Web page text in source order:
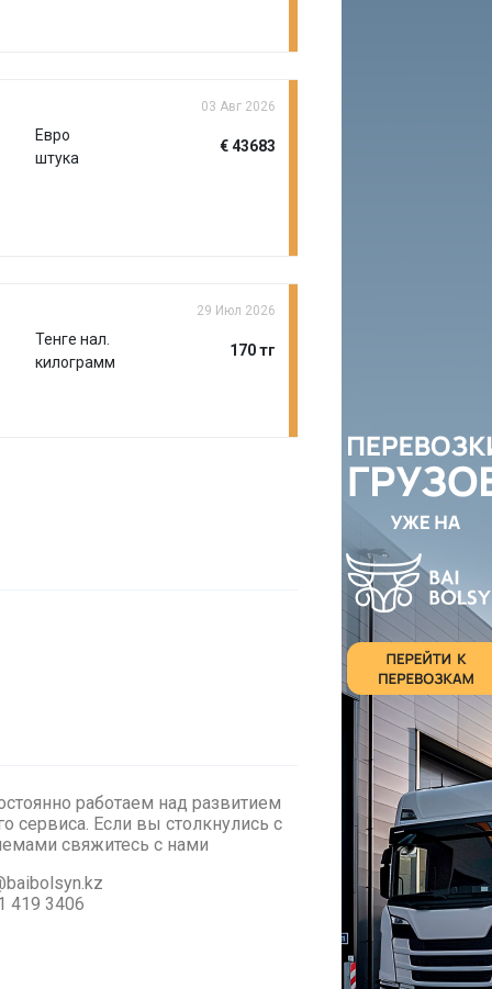
03 Авг 2026
Евро
штука
€ 43683
29 Июл 2026
Тенге нал.
килограмм
170 тг
работаем над развитием
сервиса. Если вы столкнулись с
cвяжитесь с нами
419 3406